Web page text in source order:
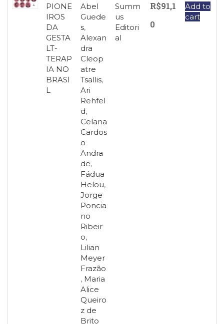
PIONE
IROS
DA
GESTA
LT-
TERAP
IA NO
BRASI
L
Abel
Guede
s,
Alexan
dra
Cleop
atre
Tsallis,
Ari
Rehfel
d,
Celana
Cardos
o
Andra
de,
Fádua
Helou,
Jorge
Poncia
no
Ribeir
o,
Lilian
Meyer
Frazão
, Maria
Alice
Queiro
z de
Brito
Summ
us
Editori
al
R$91,1
0
Add to
cart